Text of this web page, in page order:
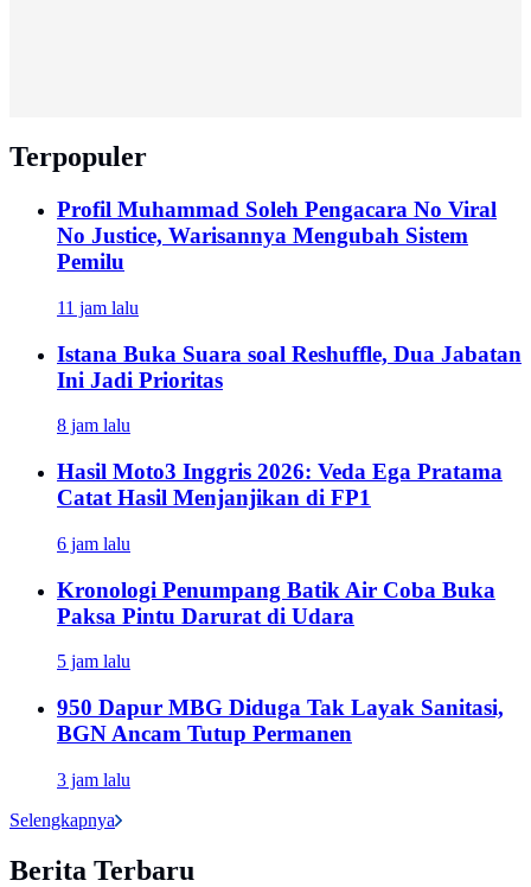
Terpopuler
Profil Muhammad Soleh Pengacara No Viral
No Justice, Warisannya Mengubah Sistem
Pemilu
11 jam lalu
Istana Buka Suara soal Reshuffle, Dua Jabatan
Ini Jadi Prioritas
8 jam lalu
Hasil Moto3 Inggris 2026: Veda Ega Pratama
Catat Hasil Menjanjikan di FP1
6 jam lalu
Kronologi Penumpang Batik Air Coba Buka
Paksa Pintu Darurat di Udara
5 jam lalu
950 Dapur MBG Diduga Tak Layak Sanitasi,
BGN Ancam Tutup Permanen
3 jam lalu
Selengkapnya
Berita Terbaru